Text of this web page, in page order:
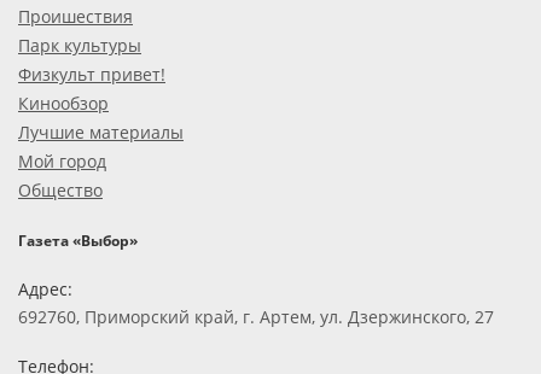
Проишествия
Парк культуры
Физкульт привет!
Кинообзор
Лучшие материалы
Мой город
Общество
Газета «Выбор»
Адрес:
692760, Приморский край, г. Артем, ул. Дзержинского, 27
Телефон: